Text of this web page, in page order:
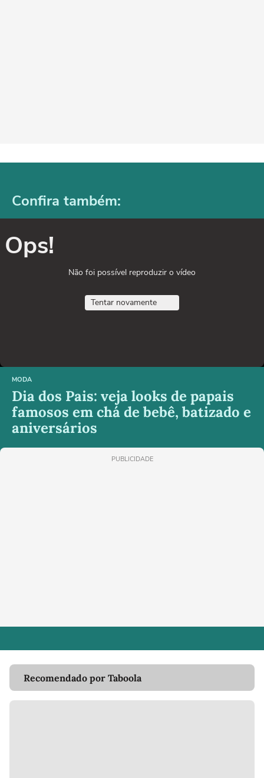
Confira também:
Ops!
Não foi possível reproduzir o vídeo
Tentar novamente
MODA
Dia dos Pais: veja looks de papais
famosos em chá de bebê, batizado e
aniversários
PUBLICIDADE
Recomendado por Taboola